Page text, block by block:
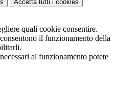
Accetta tutti i cookies
quali cookie consentire.
il funzionamento della
al funzionamento potete